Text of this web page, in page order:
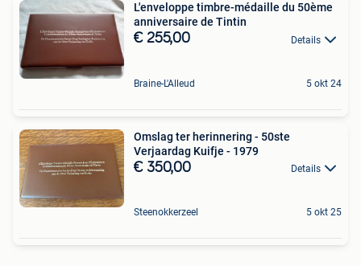
L'enveloppe timbre-médaille du 50ème
anniversaire de Tintin
€ 255,00 Details
Braine-L'Alleud 5 okt 24
Omslag ter herinnering - 50ste
Verjaardag Kuifje - 1979
€ 350,00 Details
Steenokkerzeel 5 okt 25